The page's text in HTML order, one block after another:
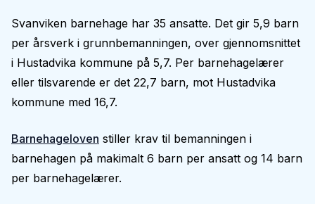
Svanviken barnehage har 35 ansatte. Det gir 5,9 barn
per årsverk i grunnbemanningen, over gjennomsnittet
i Hustadvika kommune på 5,7. Per barnehagelærer
eller tilsvarende er det 22,7 barn, mot Hustadvika
kommune med 16,7.
Barnehageloven stiller krav til bemanningen i
barnehagen på makimalt 6 barn per ansatt og 14 barn
per barnehagelærer.